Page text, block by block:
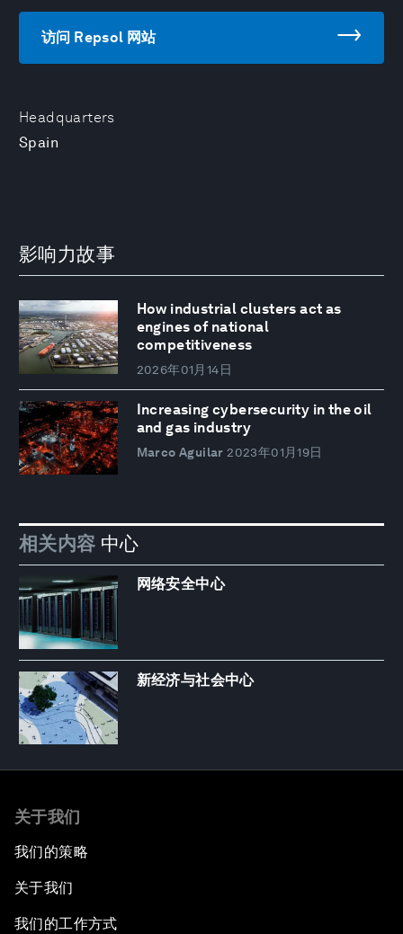
Headquarters
Spain
访问 Repsol 网站
影响力故事
How industrial clusters act as
engines of national
competitiveness
2026年01月14日
Increasing cybersecurity in the oil
and gas industry
Marco Aguilar 2023年01月19日
相关内容 中心
网络安全中心
新经济与社会中心
关于我们
我们的策略
关于我们
我们的工作方式